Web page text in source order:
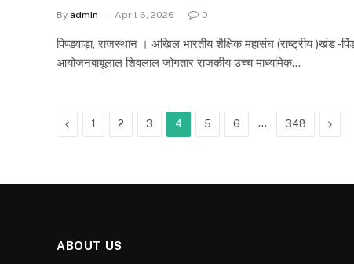
By admin April 6, 2026 0
पिण्डवाड़ा, राजस्थान । अखिल भारतीय शैक्षिक महासंघ (राष्ट्रीय )खंड -
आयोजनबाबूलाल शिवलाल जोगतार राजकीय उच्च माध्यमिक…
Previous
1 2 3 4 5 6 … 348 Next
ABOUT US